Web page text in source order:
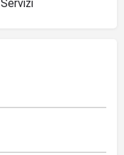
Servizi